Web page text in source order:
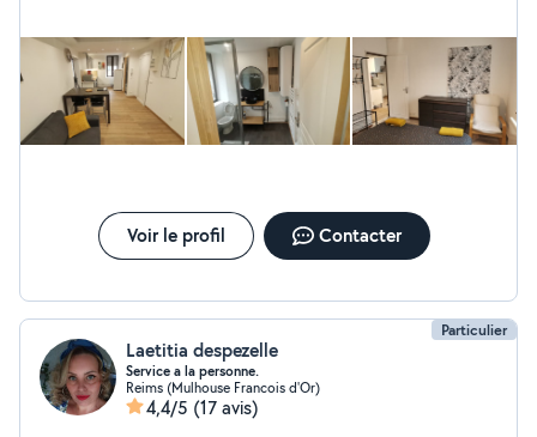
Voir le profil Contacter
Particulier
Laetitia despezelle
Service a la personne.
Reims (Mulhouse Francois d'Or)
4,4/5 (17 avis)